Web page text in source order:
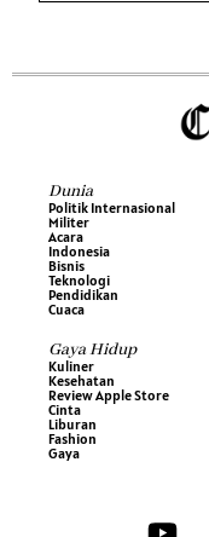
Dunia
Politik Internasional
Militer
Acara
Indonesia
Bisnis
Teknologi
Pendidikan
Cuaca
Gaya Hidup
Kuliner
Kesehatan
Review Apple Store
Cinta
Liburan
Fashion
Gaya